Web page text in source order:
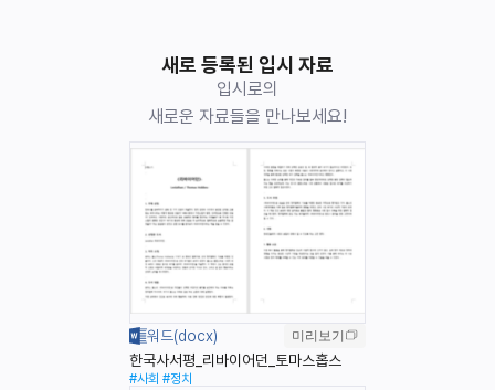
새로 등록된 입시 자료
입시로의
새로운 자료들을 만나보세요!
미리보기
한국사서평_리바이어던_토마스홉스
#사회 #정치